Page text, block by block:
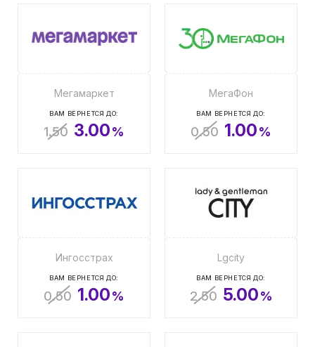
Мегамаркет
ВАМ ВЕРНЕТСЯ ДО:
1.50 3.00%
МегаФон
ВАМ ВЕРНЕТСЯ ДО:
0.50 1.00%
Ингосстрах
ВАМ ВЕРНЕТСЯ ДО:
0.50 1.00%
Lgcity
ВАМ ВЕРНЕТСЯ ДО:
2.50 5.00%